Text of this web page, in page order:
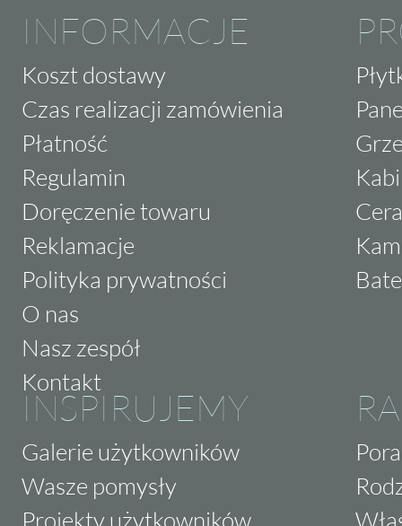
INFORMACJE
Koszt dostawy
Czas realizacji zamówienia
Płatność
Regulamin
Doręczenie towaru
Reklamacje
Polityka prywatności
O nas
Nasz zespół
Kontakt
INSPIRUJEMY
Galerie użytkowników
Wasze pomysły
Projekty użytkowników